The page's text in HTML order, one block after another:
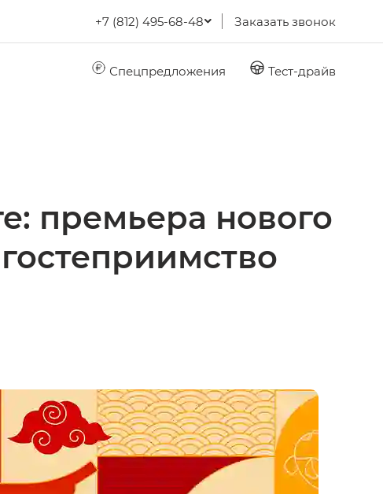
+7 (812) 495-68-48 Заказать звонок
Спецпредложения Тест-драйв
премьера нового